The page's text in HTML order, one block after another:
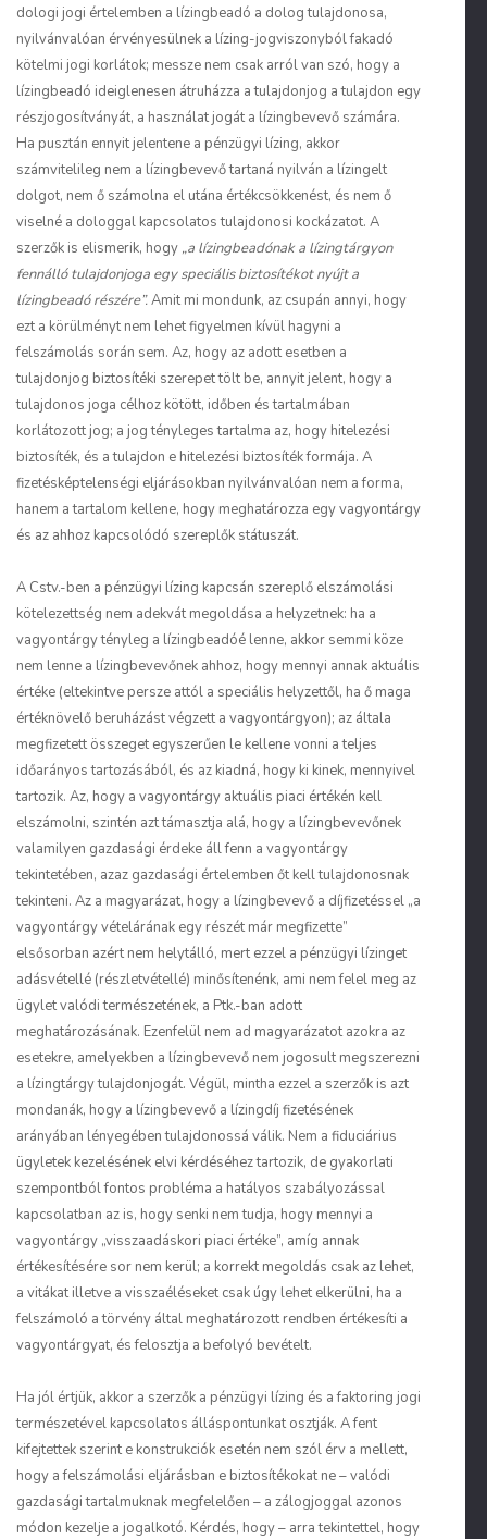
dologi jogi értelemben a lízingbeadó a dolog tulajdonosa,
nyilvánvalóan érvényesülnek a lízing-jogviszonyból fakadó
kötelmi jogi korlátok; messze nem csak arról van szó, hogy a
lízingbeadó ideiglenesen átruházza a tulajdonjog a tulajdon egy
részjogosítványát, a használat jogát a lízingbevevő számára.
Ha pusztán ennyit jelentene a pénzügyi lízing, akkor
számvitelileg nem a lízingbevevő tartaná nyilván a lízingelt
dolgot, nem ő számolna el utána értékcsökkenést, és nem ő
viselné a dologgal kapcsolatos tulajdonosi kockázatot. A
szerzők is elismerik, hogy „a lízingbeadónak a lízingtárgyon
fennálló tulajdonjoga egy speciális biztosítékot nyújt a
lízingbeadó részére”.Amit mi mondunk, az csupán annyi, hogy
ezt a körülményt nem lehet figyelmen kívül hagyni a
felszámolás során sem. Az, hogy az adott esetben a
tulajdonjog biztosítéki szerepet tölt be, annyit jelent, hogy a
tulajdonos joga célhoz kötött, időben és tartalmában
korlátozott jog; a jog tényleges tartalma az, hogy hitelezési
biztosíték, és a tulajdon e hitelezési biztosíték formája. A
fizetésképtelenségi eljárásokban nyilvánvalóan nem a forma,
hanem a tartalom kellene, hogy meghatározza egy vagyontárgy
és az ahhoz kapcsolódó szereplők státuszát.
A Cstv.-ben a pénzügyi lízing kapcsán szereplő elszámolási
kötelezettség nem adekvát megoldása a helyzetnek: ha a
vagyontárgy tényleg a lízingbeadóé lenne, akkor semmi köze
nem lenne a lízingbevevőnek ahhoz, hogy mennyi annak aktuális
értéke (eltekintve persze attól a speciális helyzettől, ha ő maga
értéknövelő beruházást végzett a vagyontárgyon); az általa
megfizetett összeget egyszerűen le kellene vonni a teljes
időarányos tartozásából, és az kiadná, hogy ki kinek, mennyivel
tartozik. Az, hogy a vagyontárgy aktuális piaci értékén kell
elszámolni, szintén azt támasztja alá, hogy a lízingbevevőnek
valamilyen gazdasági érdeke áll fenn a vagyontárgy
tekintetében, azaz gazdasági értelemben őt kell tulajdonosnak
tekinteni. Az a magyarázat, hogy a lízingbevevő a díjfizetéssel „a
vagyontárgy vételárának egy részét már megfizette”
elsősorban azért nem helytálló, mert ezzel a pénzügyi lízinget
adásvétellé (részletvétellé) minősítenénk, ami nem felel meg az
ügylet valódi természetének, a Ptk.-ban adott
meghatározásának. Ezenfelül nem ad magyarázatot azokra az
esetekre, amelyekben a lízingbevevő nem jogosult megszerezni
a lízingtárgy tulajdonjogát. Végül, mintha ezzel a szerzők is azt
mondanák, hogy a lízingbevevő a lízingdíj fizetésének
arányában lényegében tulajdonossá válik. Nem a fiduciárius
ügyletek kezelésének elvi kérdéséhez tartozik, de gyakorlati
szempontból fontos probléma a hatályos szabályozással
kapcsolatban az is, hogy senki nem tudja, hogy mennyi a
vagyontárgy „visszaadáskori piaci értéke”, amíg annak
értékesítésére sor nem kerül; a korrekt megoldás csak az lehet,
a vitákat illetve a visszaéléseket csak úgy lehet elkerülni, ha a
felszámoló a törvény által meghatározott rendben értékesíti a
vagyontárgyat, és felosztja a befolyó bevételt.
Ha jól értjük, akkor a szerzők a pénzügyi lízing és a faktoring jogi
természetével kapcsolatos álláspontunkat osztják. A fent
kifejtettek szerint e konstrukciók esetén nem szól érv a mellett,
hogy a felszámolási eljárásban e biztosítékokat ne – valódi
gazdasági tartalmuknak megfelelően – a zálogjoggal azonos
módon kezelje a jogalkotó. Kérdés, hogy – arra tekintettel, hogy